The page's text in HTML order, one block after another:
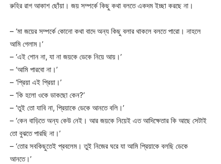
রুহির রাগ আকাশ ছোঁয়া। জয় সম্পর্কে কিছু কথা বলতে একদম ইচ্ছা করছে না।
– ‘মা জয়ের সম্পর্কে কোনো কথা বাদে অন্য কিছু বলার থাকলে বলতে পারো। নাহলে
আমি গেলাম।’
– ‘এই শোন না, যা না জয়কে ডেকে নিয়ে আয়।’
– ‘আমি পারবো না।’
– ‘প্রিয়া এই প্রিয়া।’
– ‘কি হলো ওকে ডাকছো কেন?’
– ‘তুই তো যাবি না, প্রিয়াকে ডেকে আনতে বলি।’
– ‘কেন বাড়িতে অন্য কেউ নেই। আর জয়কে নিয়েই এত আদিক্ষেতার কি আছে সেটাই
তো বুঝতে পারছি না।’
– ‘তোর সবকিছুতেই প্রবলেম। তুই নিজের ঘরে যা আমি প্রিয়াকে বলছি ডেকে
আনতে।’